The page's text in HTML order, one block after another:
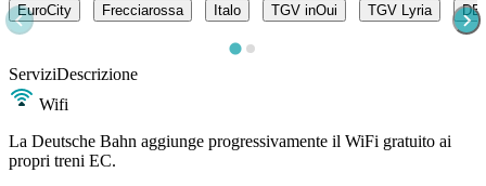
EuroCity Frecciarossa Italo TGV inOui TGV Lyria DB
ServiziDescrizione
Wifi
La Deutsche Bahn aggiunge progressivamente il WiFi gratuito ai
propri treni EC.